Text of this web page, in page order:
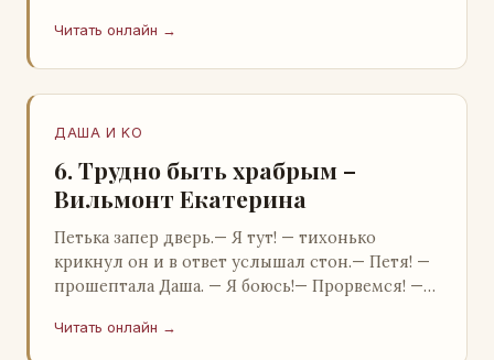
Читать онлайн →
ДАША И KO
6. Трудно быть храбрым –
Вильмонт Екатерина
Петька запер дверь.— Я тут! — тихонько
крикнул он и в ответ услышал стон.— Петя! —
прошептала Даша. — Я боюсь!— Прорвемся! —
…
Читать онлайн →